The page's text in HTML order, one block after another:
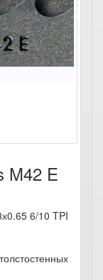
M42 E
6/10 TPI